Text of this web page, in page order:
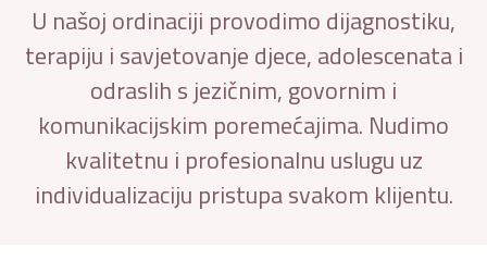
U našoj ordinaciji provodimo dijagnostiku,
terapiju i savjetovanje djece, adolescenata i
odraslih s jezičnim, govornim i
komunikacijskim poremećajima. Nudimo
kvalitetnu i profesionalnu uslugu uz
individualizaciju pristupa svakom klijentu.